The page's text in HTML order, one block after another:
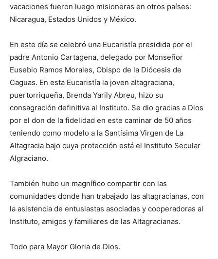
vacaciones fueron luego misioneras en otros países:
Nicaragua, Estados Unidos y México.
En este día se celebró una Eucaristía presidida por el
padre Antonio Car­tagena, delegado por Monseñor
Eusebio Ramos Morales, Obispo de la Dió­cesis de
Caguas. En esta Eucaristía la joven ­altagra­ciana,
puertorrique­ña, Brenda Yarily Abreu, hizo su
consagración definitiva al Instituto. Se dio gracias a Dios
por el don de la fidelidad en este caminar de 50 años
teniendo como modelo a la Santísima Vir­gen de La
Altagracia bajo cuya protección está el Ins­tituto Secular
Algraciano.
También hubo un magnífico compartir con las
comunidades donde han trabajado las altagracianas, con
la asistencia de entu­siastas asociadas y coope­radoras al
Instituto, amigos y familiares de las Alta­gracianas.
Todo para Ma­yor Glo­ria de Dios.